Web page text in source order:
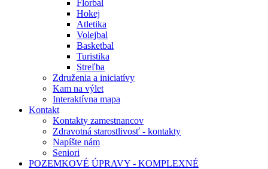
Florbal
Hokej
Atletika
Volejbal
Basketbal
Turistika
Streľba
Združenia a iniciatívy
Kam na výlet
Interaktívna mapa
Kontakt
Kontakty zamestnancov
Zdravotná starostlivosť - kontakty
Napíšte nám
Seniori
POZEMKOVÉ ÚPRAVY - KOMPLEXNÉ